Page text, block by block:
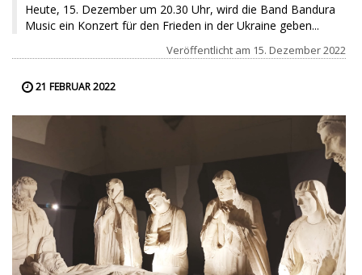
Heute, 15. Dezember um 20.30 Uhr, wird die Band Bandura
Music ein Konzert für den Frieden in der Ukraine geben...
Veröffentlicht am 15. Dezember 2022
21 FEBRUAR 2022